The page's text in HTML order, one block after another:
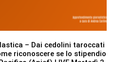
– Dai cedolini taroccati
riconoscere se lo stipendio